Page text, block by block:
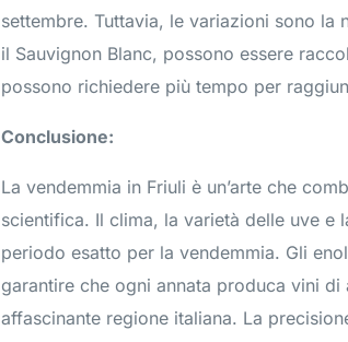
settembre. Tuttavia, le variazioni sono la
il Sauvignon Blanc, possono essere
possono richiedere più tempo per
Conclusione:
La vendemmia in Friuli è un’arte che
scientifica. Il clima, la varietà delle uve
periodo esatto per la vendemmia. Gli
garantire che ogni annata produca vini
affascinante regione italiana. La